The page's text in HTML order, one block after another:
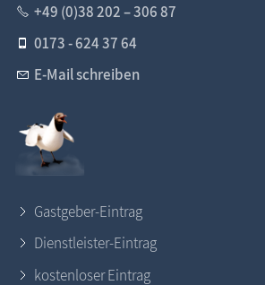
+49 (0)38 202 – 306 87
0173 - 624 37 64
E-Mail schreiben
Gastgeber-Eintrag
Dienstleister-Eintrag
kostenloser Eintrag